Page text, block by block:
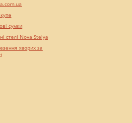
сумки
стелі Nova Stelya
хворих за